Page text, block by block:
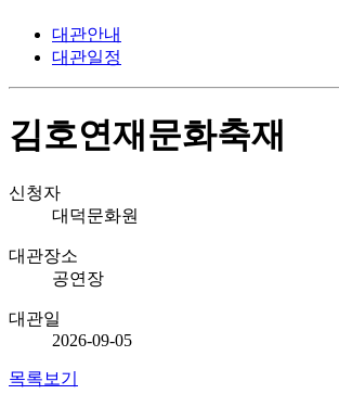
대관안내
대관일정
김호연재문화축재
신청자
대덕문화원
대관장소
공연장
대관일
2026-09-05
목록보기